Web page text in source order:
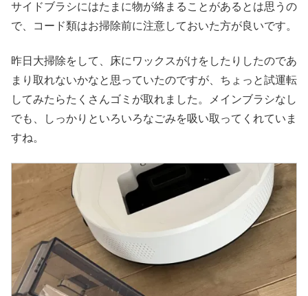
サイドブラシにはたまに物が絡まることがあるとは思うの
で、コード類はお掃除前に注意しておいた方が良いです。
昨日大掃除をして、床にワックスがけをしたりしたのであ
まり取れないかなと思っていたのですが、ちょっと試運転
してみたらたくさんゴミが取れました。メインブラシなし
でも、しっかりといろいろなごみを吸い取ってくれていま
すね。